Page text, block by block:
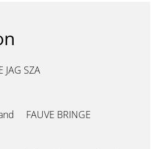
JAG SZA
FAUVE BRINGE